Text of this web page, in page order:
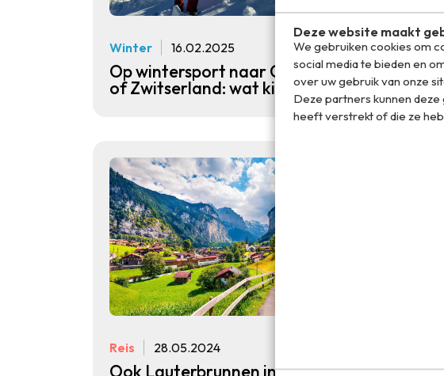
Deze website maakt
We gebruiken cookies om
social media te bieden en
over uw gebruik van onze
Deze partners kunnen
heeft verstrekt of die ze
Winter 16.02.2025
Op wintersport naar Oostenrijk
of Zwitserland: wat kies je?
Reis 28.05.2024
Ook Lauterbrunnen in Dit